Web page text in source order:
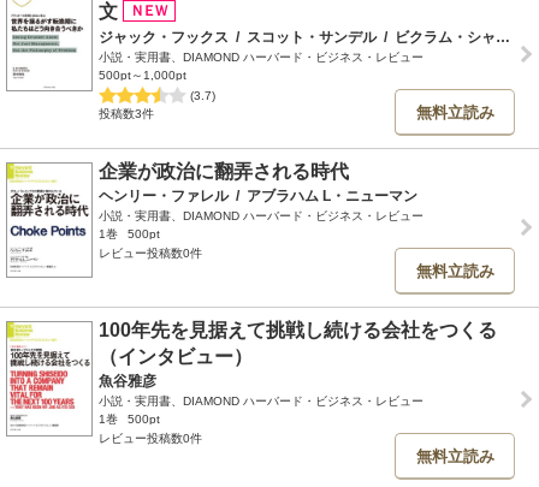
文
ジャック・フックス / スコット・サンデル / ビクラム・シャンカー
小説・実用書、DIAMOND ハーバード・ビジネス・レビュー
500pt～1,000pt
(3.7)
投稿数3件
無料立読み
企業が政治に翻弄される時代
ヘンリー・ファレル / アブラハム L・ニューマン
小説・実用書、DIAMOND ハーバード・ビジネス・レビュー
1巻
500pt
レビュー投稿数0件
無料立読み
100年先を見据えて挑戦し続ける会社をつくる
（インタビュー）
魚谷雅彦
小説・実用書、DIAMOND ハーバード・ビジネス・レビュー
1巻
500pt
レビュー投稿数0件
無料立読み